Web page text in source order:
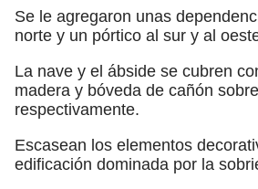
Se le agregaron unas
norte y un pórtico al sur y al
La nave y el ábside se cubren
madera y bóveda de cañón
respectivamente.
Escasean los elementos
edificación dominada por la